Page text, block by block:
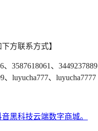
方联系方式】
、3587618061、3449237889
luyucha777、luyucha7777